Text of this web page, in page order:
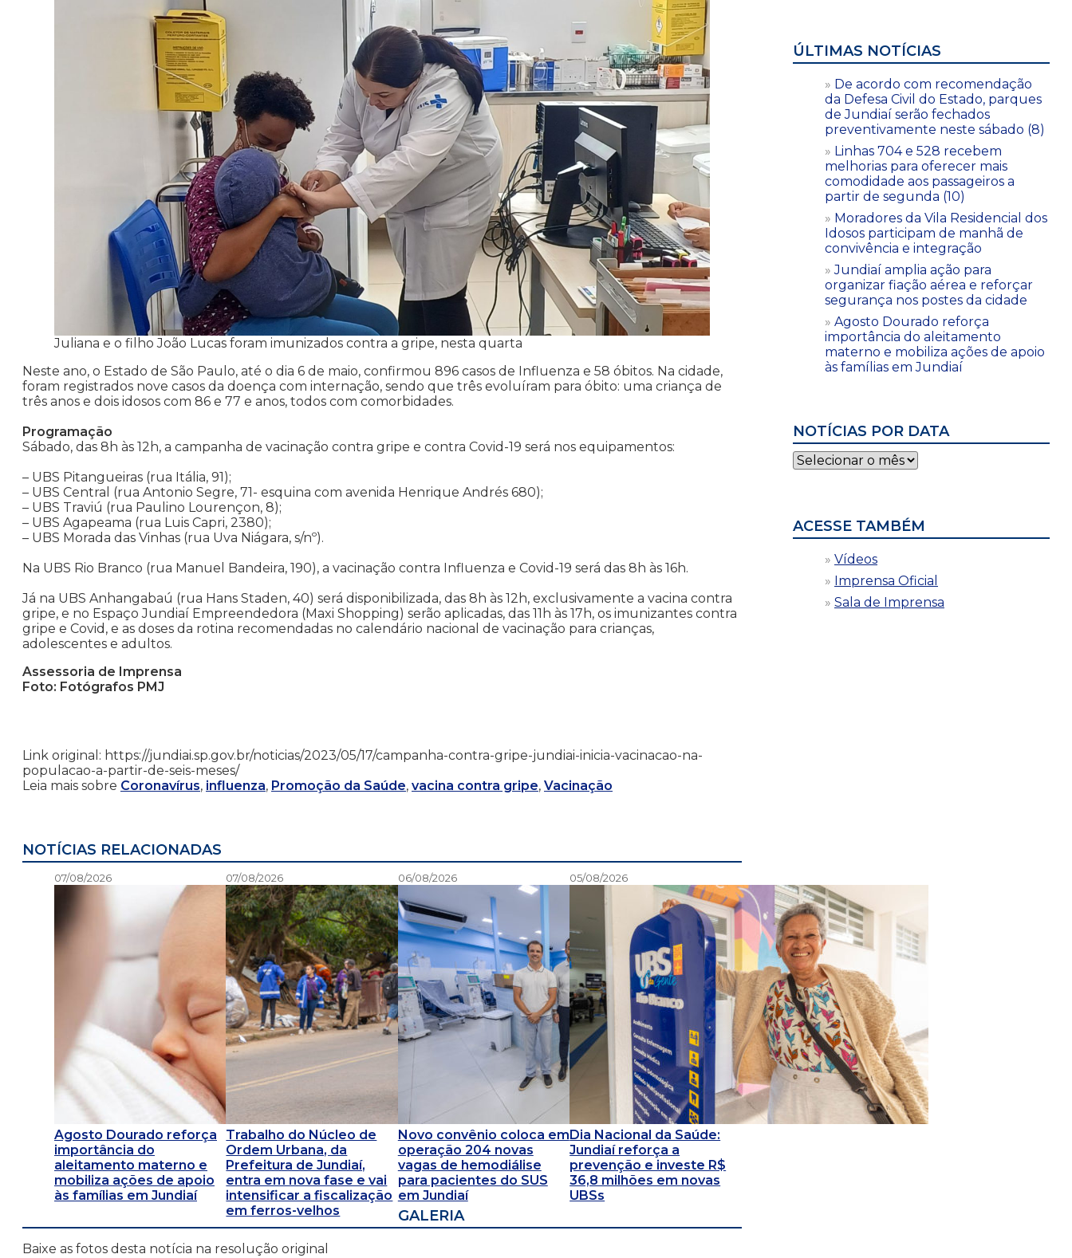
Juliana e o filho João Lucas foram imunizados contra a gripe, nesta quarta
Neste ano, o Estado de São Paulo, até o dia 6 de maio, confirmou 896 casos de Influenza e 58 óbitos. Na cidade,
foram registrados nove casos da doença com internação, sendo que três evoluíram para óbito: uma criança de
três anos e dois idosos com 86 e 77 e anos, todos com comorbidades.
Programação
Sábado, das 8h às 12h, a campanha de vacinação contra gripe e contra Covid-19 será nos equipamentos:
– UBS Pitangueiras (rua Itália, 91);
– UBS Central (rua Antonio Segre, 71- esquina com avenida Henrique Andrés 680);
– UBS Traviú (rua Paulino Lourençon, 8);
– UBS Agapeama (rua Luis Capri, 2380);
– UBS Morada das Vinhas (rua Uva Niágara, s/nº).
Na UBS Rio Branco (rua Manuel Bandeira, 190), a vacinação contra Influenza e Covid-19 será das 8h às 16h.
Já na UBS Anhangabaú (rua Hans Staden, 40) será disponibilizada, das 8h às 12h, exclusivamente a vacina contra
gripe, e no Espaço Jundiaí Empreendedora (Maxi Shopping) serão aplicadas, das 11h às 17h, os imunizantes contra
gripe e Covid, e as doses da rotina recomendadas no calendário nacional de vacinação para crianças,
adolescentes e adultos.
Assessoria de Imprensa
Foto: Fotógrafos PMJ
Link original: https://jundiai.sp.gov.br/noticias/2023/05/17/campanha-contra-gripe-jundiai-inicia-vacinacao-na-
populacao-a-partir-de-seis-meses/
Leia mais sobre Coronavírus, influenza, Promoção da Saúde, vacina contra gripe, Vacinação
NOTÍCIAS RELACIONADAS
07/08/2026
Agosto Dourado reforça
importância do
aleitamento materno e
mobiliza ações de apoio
às famílias em Jundiaí
07/08/2026
Trabalho do Núcleo de
Ordem Urbana, da
Prefeitura de Jundiaí,
entra em nova fase e vai
intensificar a fiscalização
em ferros-velhos
06/08/2026
Novo convênio coloca em
operação 204 novas
vagas de hemodiálise
para pacientes do SUS
em Jundiaí
05/08/2026
Dia Nacional da Saúde:
Jundiaí reforça a
prevenção e investe R$
36,8 milhões em novas
UBSs
GALERIA
Baixe as fotos desta notícia na resolução original
ÚLTIMAS NOTÍCIAS
De acordo com recomendação
da Defesa Civil do Estado, parques
de Jundiaí serão fechados
preventivamente neste sábado (8)
Linhas 704 e 528 recebem
melhorias para oferecer mais
comodidade aos passageiros a
partir de segunda (10)
Moradores da Vila Residencial dos
Idosos participam de manhã de
convivência e integração
Jundiaí amplia ação para
organizar fiação aérea e reforçar
segurança nos postes da cidade
Agosto Dourado reforça
importância do aleitamento
materno e mobiliza ações de apoio
às famílias em Jundiaí
NOTÍCIAS POR DATA
Notícias
por
ACESSE TAMBÉM
Vídeos
Imprensa Oficial
Sala de Imprensa